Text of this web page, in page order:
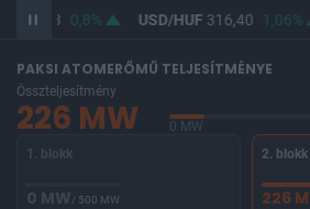
364,63 0,8% USD/HUF316,40 1,06%
PAKSI ATOMERŐMŰ TELJESÍTMÉNYE
Összteljesítmény
226 MW 0 MW
1. blokk
0 MW/ 500 MW
2. blokk
226